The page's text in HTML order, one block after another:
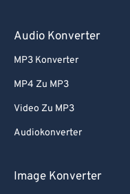
Audio Konverter
MP3 Konverter
MP4 Zu MP3
Video Zu MP3
Audiokonverter
Image Konverter